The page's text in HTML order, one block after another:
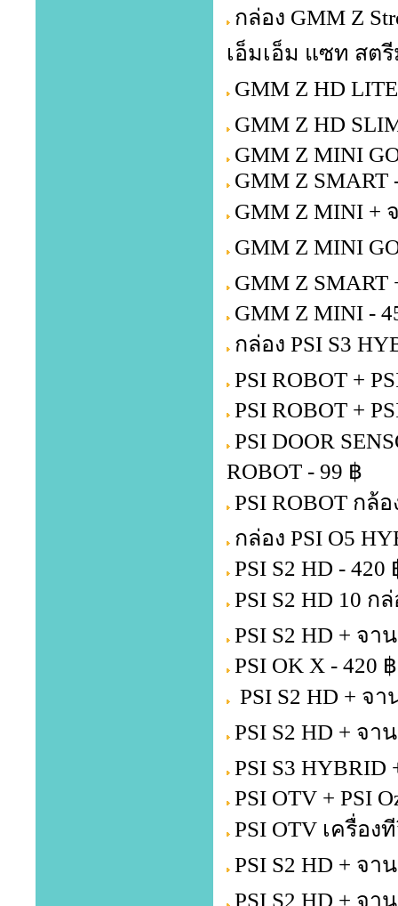
กล่อง GMM Z
เอ็มเอ็ม แซท สตรี
GMM Z HD
GMM Z HD
GMM Z MINI
GMM Z SMART
GMM Z MINI +
GMM Z MINI
GMM Z SMART
GMM Z MINI -
กล่อง PSI S3
PSI ROBOT +
PSI ROBOT +
PSI DOOR
ROBOT - 99 ฿
PSI ROBOT กล้
กล่อง PSI O5
PSI S2 HD - 420
PSI S2 HD 10 ก
PSI S2 HD + จา
PSI OK X - 420 ฿
PSI S2 HD + จ
PSI S2 HD + จา
PSI S3 HYBRID
PSI OTV + PSI
PSI OTV เครื่อ
PSI S2 HD + จา
PSI S2 HD + จา